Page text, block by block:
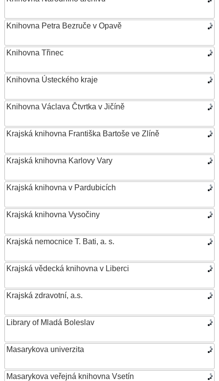
Knihovna Petra Bezruče v Opavě
Knihovna Třinec
Knihovna Ústeckého kraje
Knihovna Václava Čtvrtka v Jičíně
Krajská knihovna Františka Bartoše ve Zlíně
Krajská knihovna Karlovy Vary
Krajská knihovna v Pardubicích
Krajská knihovna Vysočiny
Krajská nemocnice T. Bati, a. s.
Krajská vědecká knihovna v Liberci
Krajská zdravotní, a.s.
Library of Mladá Boleslav
Masarykova univerzita
Masarykova veřejná knihovna Vsetín